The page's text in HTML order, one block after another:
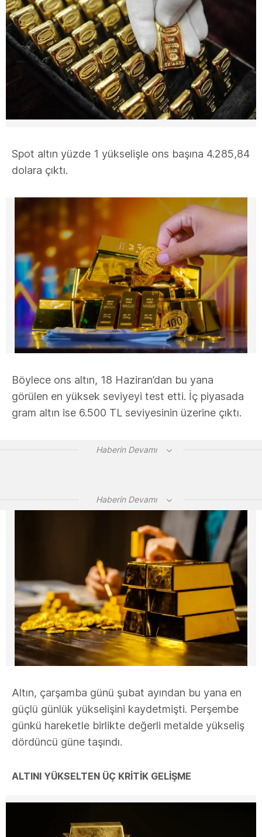
Spot altın yüzde 1 yükselişle ons başına 4.285,84
dolara çıktı.
Böylece ons altın, 18 Haziran’dan bu yana
görülen en yüksek seviyeyi test etti. İç piyasada
gram altın ise 6.500 TL seviyesinin üzerine çıktı.
Haberin Devamı
Haberin Devamı
Altın, çarşamba günü şubat ayından bu yana en
güçlü günlük yükselişini kaydetmişti. Perşembe
günkü hareketle birlikte değerli metalde yükseliş
dördüncü güne taşındı.
ALTINI YÜKSELTEN ÜÇ KRİTİK GELİŞME